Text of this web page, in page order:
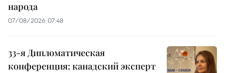
народа
07/08/2026 07:48
33-я Дипломатическая
конференция: канадский эксперт